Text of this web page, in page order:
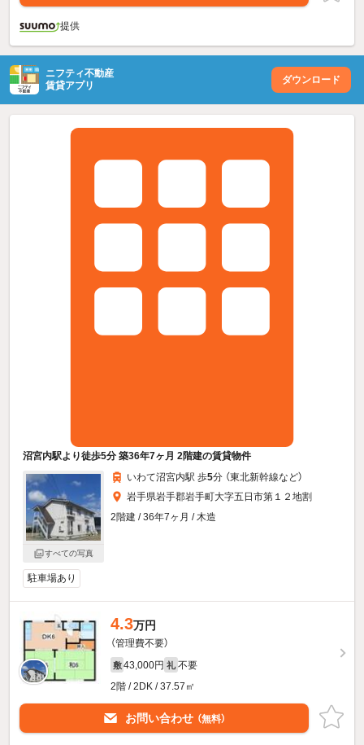
提供
ニフティ不動産
賃貸アプリ
ダウンロード
沼宮内駅より徒歩5分 築36年7ヶ月 2階建の賃貸物件
すべての写真
いわて沼宮内駅 歩5分 （東北新幹線など）
岩手県岩手郡岩手町大字五日市第１２地割
2階建 / 36年7ヶ月 / 木造
駐車場あり
4.3万円
（管理費不要）
敷 43,000円 礼 不要
2階 / 2DK / 37.57㎡
お問い合わせ （無料）